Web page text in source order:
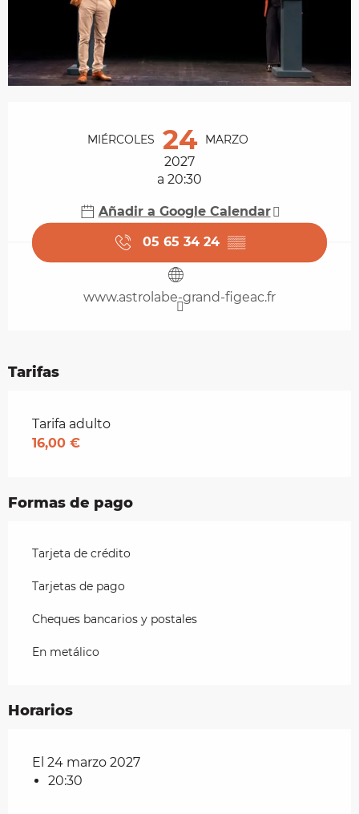
MIÉRCOLES 24 MARZO
2027
a 20:30
Añadir a Google Calendar
05 65 34 24 ▒▒
www.astrolabe-grand-figeac.fr
Tarifas
Tarifas 2026
Tarifa adulto
16,00 €
Formas de pago
Tarjeta de crédito
Tarjetas de pago
Cheques bancarios y postales
En metálico
Horarios
El 24 marzo 2027
20:30